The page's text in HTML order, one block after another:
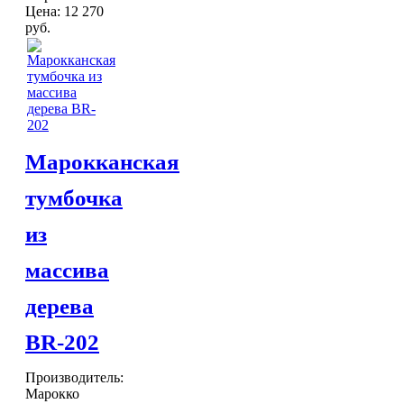
Шкатулки
ПОСУДА
Тажины
Сахарницы, конфетницы,
фруктовницы
Пиалы, чаши, салатники
ДОСТАВКА и ОПЛАТА
Цена: 12 270
руб.
Марокканская
тумбочка
из
массива
дерева
BR-202
Производитель:
Марокко